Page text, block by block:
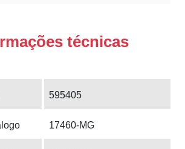
técnicas
595405
17460-MG